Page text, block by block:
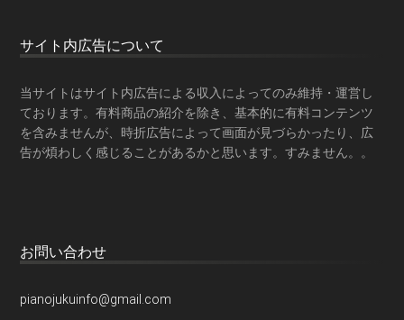
サイト内広告について
当サイトはサイト内広告による収入によってのみ維持・運営し
ております。有料商品の紹介を除き、基本的に有料コンテンツ
を含みませんが、時折広告によって画面が見づらかったり、広
告が煩わしく感じることがあるかと思います。すみません。。
お問い合わせ
pianojukuinfo@gmail.com